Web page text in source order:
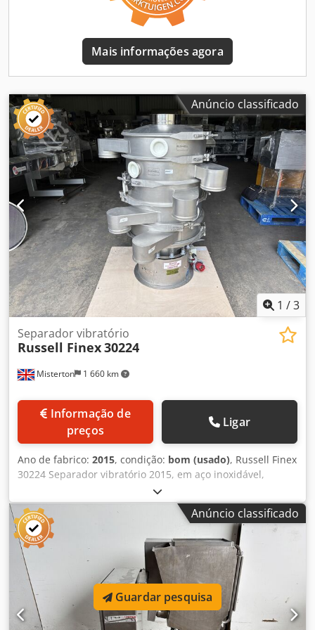
Mais informações agora
Anúncio classificado
1 /3
Misterton 1 660 km
Separador vibratório
Russell Finex30224
preços
Ligar
Ano de fabrico: 2015, condição: bom (usado), Russell Finex
30224 Separador vibratório 2015, em aço inoxidável,
separador de cinco decks, com peneiras em inox, trifásico.
Dodpoy R Em Djfx Apwowa
Anúncio classificado
Guardar pesquisa